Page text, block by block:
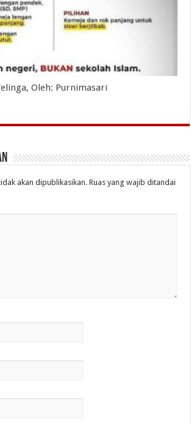
Oleh: Purnimasari
akan dipublikasikan. Ruas yang wajib ditandai